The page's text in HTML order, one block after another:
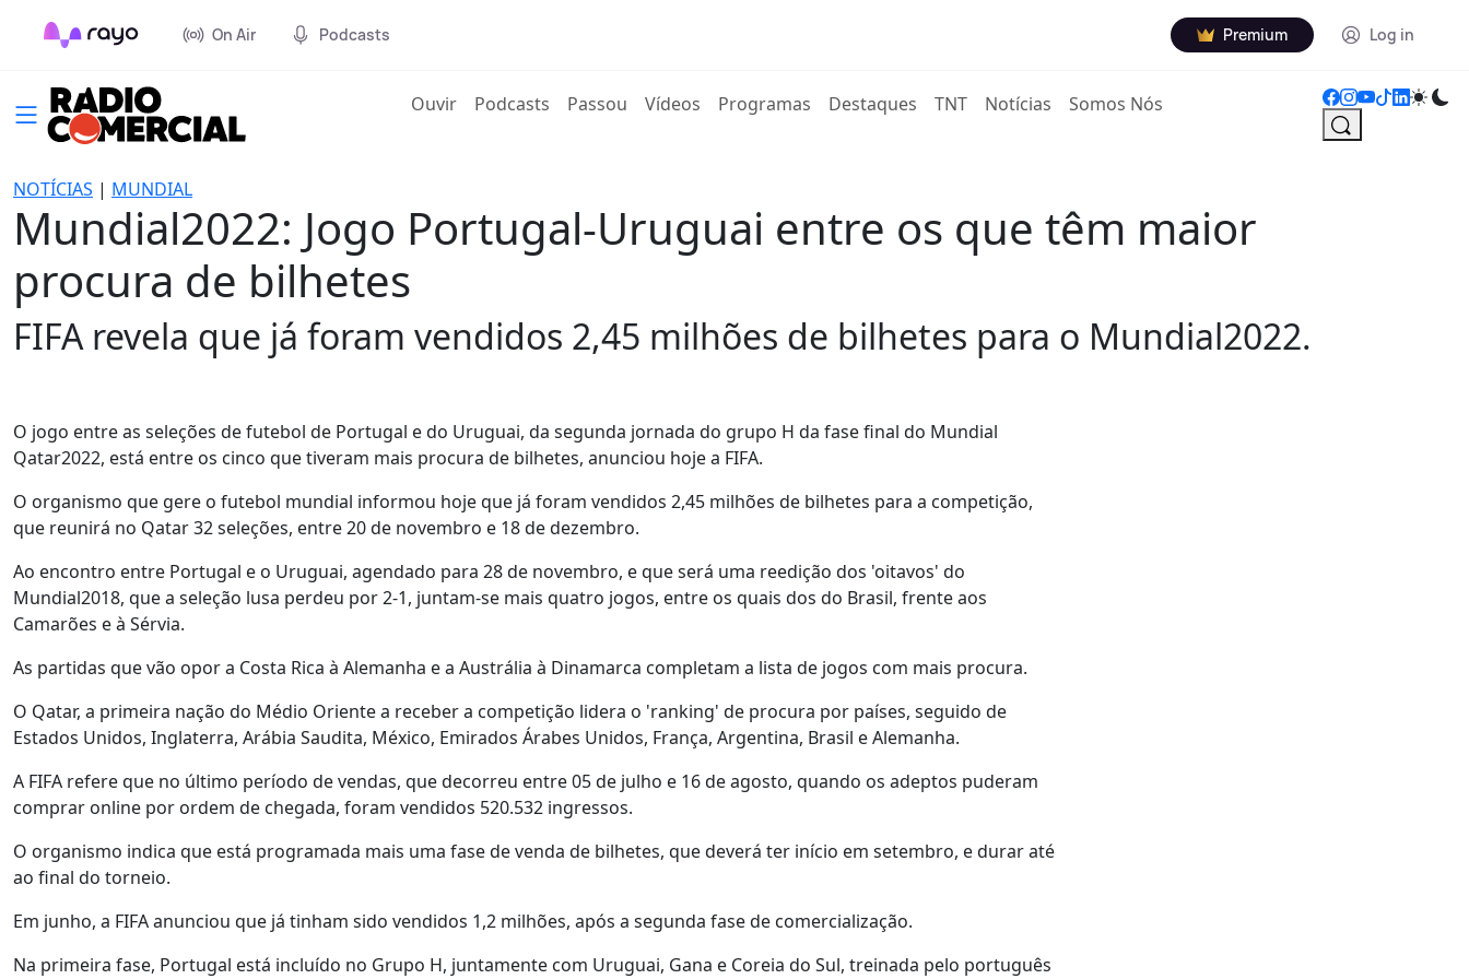
On Air Podcasts Premium Log in
Ouvir(current)
Podcasts Passou Vídeos Programas Destaques TNT Notícias Somos Nós
NOTÍCIAS | MUNDIAL
Mundial2022: Jogo Portugal-Uruguai entre os que têm maior
procura de bilhetes
FIFA revela que já foram vendidos 2,45 milhões de bilhetes para o Mundial2022.
O jogo entre as seleções de futebol de Portugal e do Uruguai, da segunda jornada do grupo H da fase final do Mundial
Qatar2022, está entre os cinco que tiveram mais procura de bilhetes, anunciou hoje a FIFA.
O organismo que gere o futebol mundial informou hoje que já foram vendidos 2,45 milhões de bilhetes para a competição,
que reunirá no Qatar 32 seleções, entre 20 de novembro e 18 de dezembro.
Ao encontro entre Portugal e o Uruguai, agendado para 28 de novembro, e que será uma reedição dos 'oitavos' do
Mundial2018, que a seleção lusa perdeu por 2-1, juntam-se mais quatro jogos, entre os quais dos do Brasil, frente aos
Camarões e à Sérvia.
As partidas que vão opor a Costa Rica à Alemanha e a Austrália à Dinamarca completam a lista de jogos com mais procura.
O Qatar, a primeira nação do Médio Oriente a receber a competição lidera o 'ranking' de procura por países, seguido de
Estados Unidos, Inglaterra, Arábia Saudita, México, Emirados Árabes Unidos, França, Argentina, Brasil e Alemanha.
A FIFA refere que no último período de vendas, que decorreu entre 05 de julho e 16 de agosto, quando os adeptos puderam
comprar online por ordem de chegada, foram vendidos 520.532 ingressos.
O organismo indica que está programada mais uma fase de venda de bilhetes, que deverá ter início em setembro, e durar até
ao final do torneio.
Em junho, a FIFA anunciou que já tinham sido vendidos 1,2 milhões, após a segunda fase de comercialização.
Na primeira fase, Portugal está incluído no Grupo H, juntamente com Uruguai, Gana e Coreia do Sul, treinada pelo português